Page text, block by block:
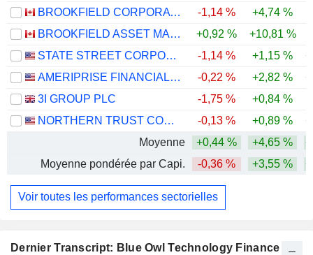
Dernier Transcript: Blue Owl Technology Finance
BROOKFIELD CORPORATION
-1,14 % +4,74 %
BROOKFIELD ASSET MANAGEMENT LTD.
+0,92 % +10,81 %
STATE STREET CORPORATION
-1,14 % +1,15 %
AMERIPRISE FINANCIAL, INC.
-0,22 % +2,82 %
3I GROUP PLC
-1,75 % +0,84 %
NORTHERN TRUST CORPORATION
-0,13 % +0,89 %
Moyenne
+0,44 % +4,65 %
Moyenne pondérée par Capi.
-0,36 % +3,55 %
Voir toutes les performances sectorielles